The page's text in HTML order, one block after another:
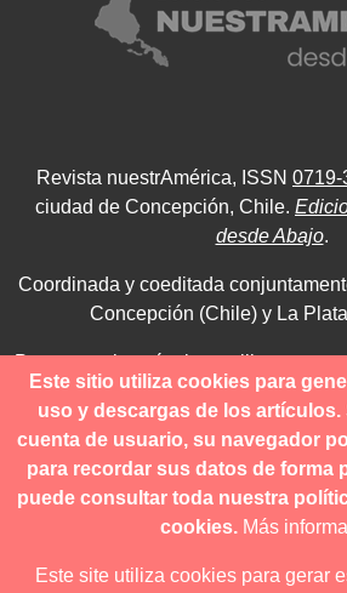
Revista nuestrAmérica, ISSN 0719-
ciudad de Concepción, Chile.
desde Abajo.
Coordinada y coeditada
Concepción (Chile) y La
Para consultas técnicas utilice
contacto@revistanuestramerica.cl
Toda comunicación respecto a los
a través del OJS.
Este sitio utiliza cookies para
uso y descargas de los artículos.
cuenta de usuario, su navegador
para recordar sus datos de forma
puede consultar toda nuestra
cookies. Más
Este site utiliza cookies para gerar